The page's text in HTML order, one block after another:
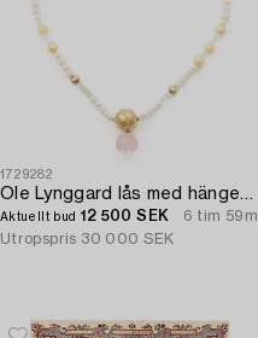
1729282
Ole Lynggard lås med hänge 18K guld med runda briljantslipade diamanter och rosa kvarts.
Aktuellt bud 12 500 SEK
6 tim 59m
Utropspris 30 000 SEK